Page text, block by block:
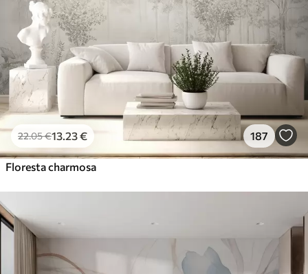
22.05€13 .23€ 187
Floresta charmosa